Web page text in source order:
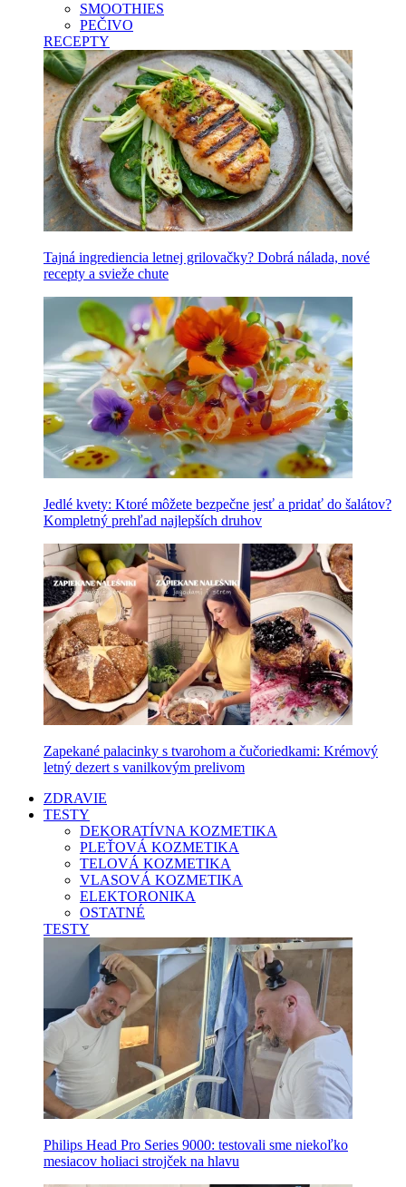
SMOOTHIES
PEČIVO
RECEPTY
Tajná ingrediencia letnej grilovačky? Dobrá nálada, nové
recepty a svieže chute
Jedlé kvety: Ktoré môžete bezpečne jesť a pridať do šalátov?
Kompletný prehľad najlepších druhov
Zapekané palacinky s tvarohom a čučoriedkami: Krémový
letný dezert s vanilkovým prelivom
ZDRAVIE
TESTY
DEKORATÍVNA KOZMETIKA
PLEŤOVÁ KOZMETIKA
TELOVÁ KOZMETIKA
VLASOVÁ KOZMETIKA
ELEKTORONIKA
OSTATNÉ
TESTY
Philips Head Pro Series 9000: testovali sme niekoľko
mesiacov holiaci strojček na hlavu